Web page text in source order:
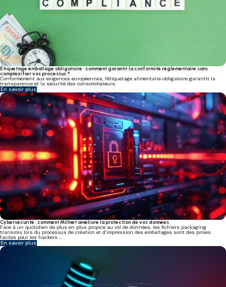
Étiquetage emballage obligatoire : comment garantir la conformité réglementaire sans
complexifier vos processus ?
Conformément aux exigences européennes, l'étiquetage alimentaire obligatoire garantit la
transparence et la sécurité des consommateurs.
En savoir plus
Cybersécurité : comment Millnet améliore la protection de vos données
Face à un quotidien de plus en plus propice au vol de données, les fichiers packaging
transmis lors du processus de création et d’impression des emballages sont des proies
faciles pour les hackers ...
En savoir plus